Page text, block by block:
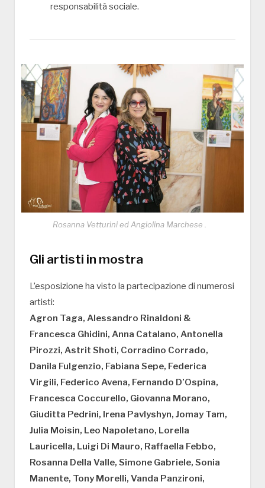
responsabilità sociale.
Rosanna Vetturini ed Angiolina Marchese .
Gli artisti in mostra
L’esposizione ha visto la partecipazione di numerosi
artisti:
Agron Taga, Alessandro Rinaldoni &
Francesca Ghidini, Anna Catalano, Antonella
Pirozzi, Astrit Shoti, Corradino Corrado,
Danila Fulgenzio, Fabiana Sepe, Federica
Virgili, Federico Avena, Fernando D’Ospina,
Francesca Coccurello, Giovanna Morano,
Giuditta Pedrini, Irena Pavlyshyn, Jomay Tam,
Julia Moisin, Leo Napoletano, Lorella
Lauricella, Luigi Di Mauro, Raffaella Febbo,
Rosanna Della Valle, Simone Gabriele, Sonia
Manente, Tony Morelli, Vanda Panzironi,